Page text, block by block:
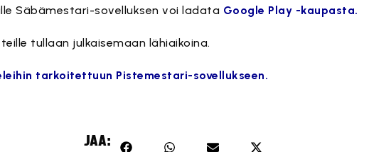
Säbämestari-sovelluksen voi ladata Google Play -kaupasta.
tullaan julkaisemaan lähiaikoina.
tarkoitettuun Pistemestari-sovellukseen.
JAA: